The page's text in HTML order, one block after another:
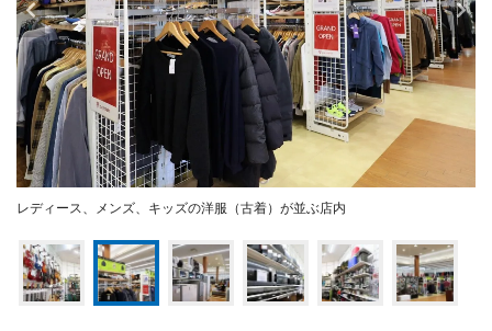
レディース、メンズ、キッズの洋服（古着）が並ぶ店内